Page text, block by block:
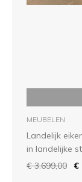
MEUBELEN
Landelijk
in landelijke
€ 3.699,00
€